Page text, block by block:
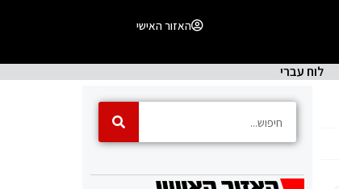
האזור האישי
לוח עברי